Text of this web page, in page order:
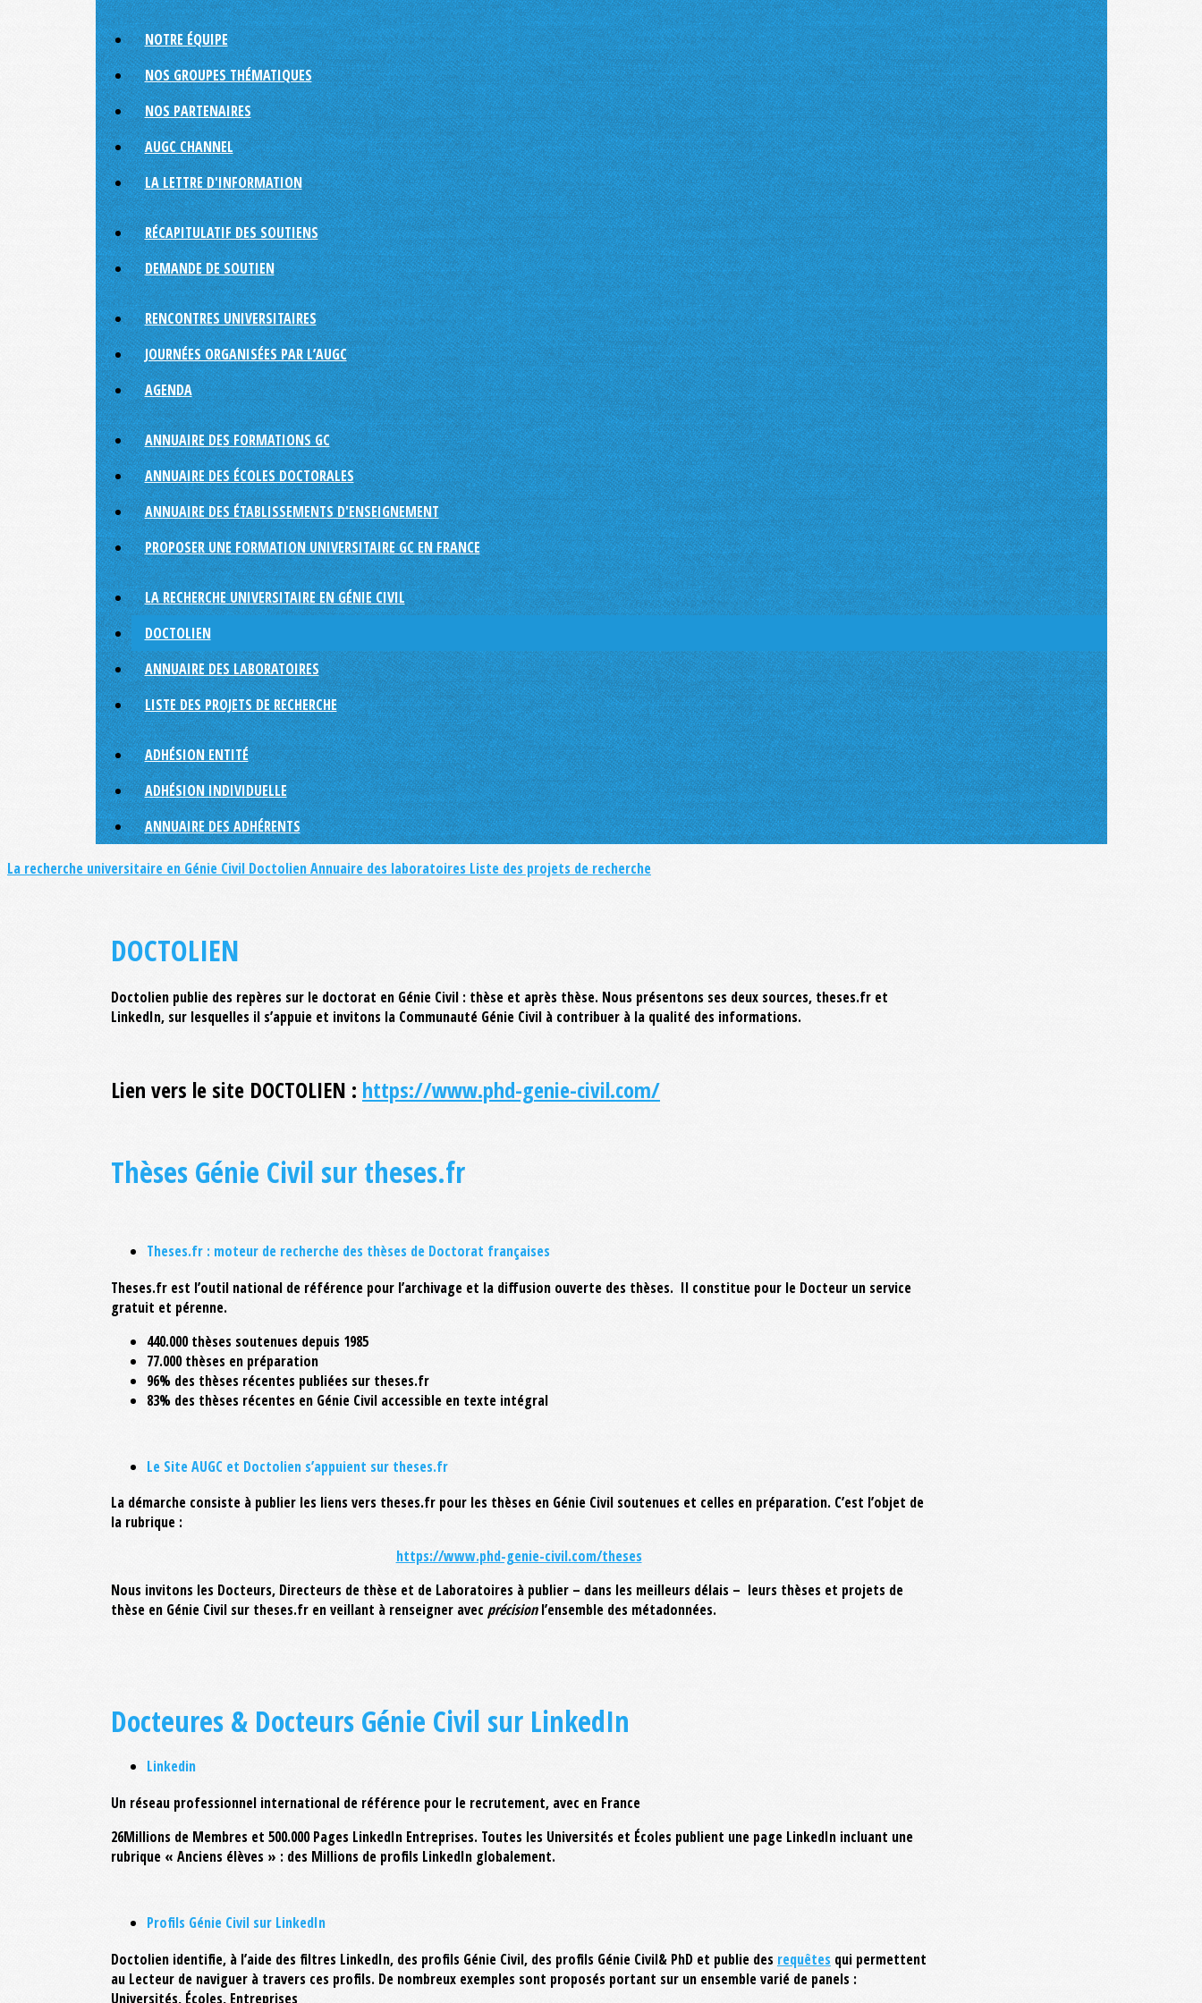
NOTRE ÉQUIPE
NOS GROUPES THÉMATIQUES
NOS PARTENAIRES
AUGC CHANNEL
LA LETTRE D'INFORMATION
RÉCAPITULATIF DES SOUTIENS
DEMANDE DE SOUTIEN
RENCONTRES UNIVERSITAIRES
JOURNÉES ORGANISÉES PAR L’AUGC
AGENDA
ANNUAIRE DES FORMATIONS GC
ANNUAIRE DES ÉCOLES DOCTORALES
ANNUAIRE DES ÉTABLISSEMENTS D'ENSEIGNEMENT
PROPOSER UNE FORMATION UNIVERSITAIRE GC EN FRANCE
LA RECHERCHE UNIVERSITAIRE EN GÉNIE CIVIL
DOCTOLIEN
ANNUAIRE DES LABORATOIRES
LISTE DES PROJETS DE RECHERCHE
ADHÉSION ENTITÉ
ADHÉSION INDIVIDUELLE
ANNUAIRE DES ADHÉRENTS
La recherche universitaire en Génie Civil DoctolienAnnuaire des laboratoires Liste des projets de recherche
DOCTOLIEN
Doctolien publie des repères sur le doctorat en Génie Civil : thèse et après thèse. Nous présentons ses deux sources, theses.fr et
LinkedIn, sur lesquelles il s’appuie et invitons la Communauté Génie Civil à contribuer à la qualité des informations.
Lien vers le site DOCTOLIEN : https://www.phd-genie-civil.com/
Thèses Génie Civil sur theses.fr
Theses.fr : moteur de recherche des thèses de Doctorat françaises
Theses.fr est l’outil national de référence pour l’archivage et la diffusion ouverte des thèses. Il constitue pour le Docteur un service
gratuit et pérenne.
440.000 thèses soutenues depuis 1985
77.000 thèses en préparation
96% des thèses récentes publiées sur theses.fr
83% des thèses récentes en Génie Civil accessible en texte intégral
Le Site AUGC et Doctolien s’appuient sur theses.fr
La démarche consiste à publier les liens vers theses.fr pour les thèses en Génie Civil soutenues et celles en préparation. C’est l’objet de
la rubrique :
https://www.phd-genie-civil.com/theses
Nous invitons les Docteurs, Directeurs de thèse et de Laboratoires à publier – dans les meilleurs délais – leurs thèses et projets de
thèse en Génie Civil sur theses.fr en veillant à renseigner avec précisionl’ensemble des métadonnées.
Docteures & Docteurs Génie Civil sur LinkedIn
Linkedin
Un réseau professionnel international de référence pour le recrutement, avec en France
26Millions de Membres et 500.000 Pages LinkedIn Entreprises. Toutes les Universités et Écoles publient une page LinkedIn incluant une
rubrique « Anciens élèves » : des Millions de profils LinkedIn globalement.
Profils Génie Civil sur LinkedIn
Doctolien identifie, à l’aide des filtres LinkedIn, des profils Génie Civil, des profils Génie Civil& PhD et publie des requêtes qui permettent
au Lecteur de naviguer à travers ces profils. De nombreux exemples sont proposés portant sur un ensemble varié de panels :
Universités, Écoles, Entreprises